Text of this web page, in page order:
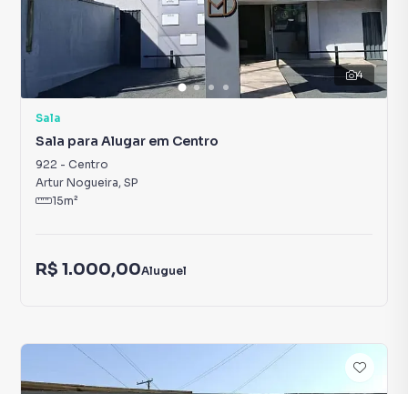
4
Sala
Sala para Alugar em Centro
922 - Centro
Artur Nogueira, SP
15m²
R$ 1.000,00Aluguel